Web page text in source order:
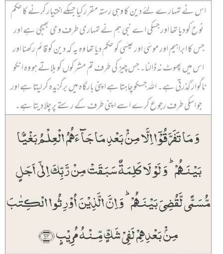
اس نے تمہارے لئے دین کا وہی رستہ مقرر کیا جسکے اختیار کرنے کا حکم
نوح کو دیا تھا اور جسکی اے نبی ہم نے تمہاری طرف وحی بھیجی ہے اور
جس کا ابراہیم اور موسٰی اور عیسٰی کو حکم دیا تھا وہ یہ کہ دین کو قائم رکھنا اور
اس میں پھوٹ نہ ڈالنا۔ جس چیز کی طرف تم مشرکوں کو بلاتے ہو وہ انکو
ناگوار گذرتی ہے۔ اللہ جسکو چاہتا ہے اپنی بارگاہ میں برگزیدہ کر لیتا ہے اور
جو اسکی طرف رجوع کرے اسے اپنی طرف کے رستے پر چلا دیتا ہے۔
وَ مَا تَفَرَّقُوۡۤا اِلَّا مِنۡۢ بَعۡدِ مَا جَآءَہُمُ الۡعِلۡمُ بَغۡیًۢا
بَیۡنَہُمۡ ؕ وَ لَوۡ لَا کَلِمَۃٌ سَبَقَتۡ مِنۡ رَّبِّکَ اِلٰۤی اَجَلٍ
مُّسَمًّی لَّقُضِیَ بَیۡنَہُمۡ ؕ وَ اِنَّ الَّذِیۡنَ اُوۡرِثُوا الۡکِتٰبَ
مِنۡۢ بَعۡدِہِمۡ لَفِیۡ شَکٍّ مِّنۡہُ مُرِیۡبٍ ﴿۱۴﴾